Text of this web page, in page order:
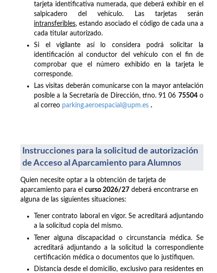
tarjeta identificativa numerada, que deberá exhibir en el
salpicadero del vehículo. Las tarjetas serán
intransferibles, estando asociado el código de cada una a
cada titular autorizado.
Si el vigilante así lo considera podrá solicitar la
identificación al conductor del vehículo con el fin de
comprobar que el número exhibido en la tarjeta le
corresponde.
Las visitas deberán comunicarse con la mayor antelación
posible a la Secretaría de Dirección, tfno. 91 06 75504o
al correo parking.aeroespacial@upm.es .
Instrucciones para la solicitud de autorización
de Acceso al Aparcamiento para Alumnos
Quien necesite optar a la obtención de tarjeta de
aparcamiento para el curso 2026/27 deberá encontrarse en
alguna de las siguientes situaciones:
Tener contrato laboral en vigor. Se acreditará adjuntando
a la solicitud copia del mismo.
Tener alguna discapacidad o circunstancia médica. Se
acreditará adjuntando a la solicitud la correspondiente
certificación médica o documentos que lo justifiquen.
Distancia desde el domicilio, exclusivo para residentes en